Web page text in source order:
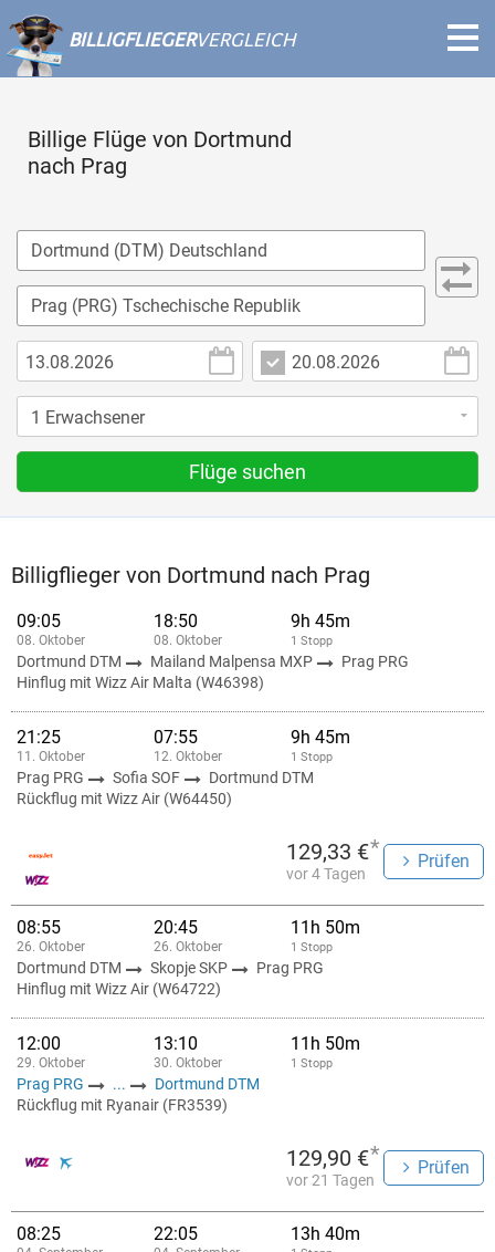
BILLIGFLIEGERVERGLEICH
Billige Flüge von Dortmund
nach Prag
Flüge suchen
Billigflieger von Dortmund nach Prag
09:05
08. Oktober
18:50
08. Oktober
9h 45m
1 Stopp
Dortmund DTM Mailand Malpensa MXP
Prag PRG
Hinflug mit Wizz Air Malta (W46398)
21:25
11. Oktober
07:55
12. Oktober
9h 45m
1 Stopp
Prag PRG Sofia SOF
Dortmund DTM
Rückflug mit Wizz Air (W64450)
129,33 €*
vor 4 Tagen
Prüfen
08:55
26. Oktober
20:45
26. Oktober
11h 50m
1 Stopp
Dortmund DTM Skopje SKP
Prag PRG
Hinflug mit Wizz Air (W64722)
12:00
29. Oktober
13:10
30. Oktober
11h 50m
1 Stopp
Prag PRG ...
Dortmund DTM
Rückflug mit Ryanair (FR3539)
129,90 €*
vor 21 Tagen
Prüfen
08:25 22:05 13h 40m